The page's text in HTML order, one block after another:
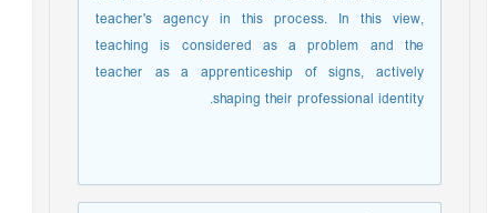
teacher's agency in this process.In this view,
teaching is considered as a problem and the
teacher as aapprenticeship of signs, actively
shaping their professional identity.